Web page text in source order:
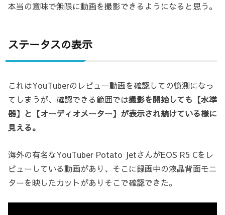
本当の意味で無限に動画を撮影できるようになると思う。
ステータスの表示
これはYouTuberのレビュー動画を確認しての憶測になっ
てしまうが、確認できる範囲では撮影を開始しても【水準
器】と【オーディオメーター】が表示され続けている様に
見える。
海外の有名なYouTuber Potato JetさんがEOS R5 Cをレ
ビューしている動画があり、そこに録画中の液晶背面モニ
ターを映したカットがありそこで確認できた。